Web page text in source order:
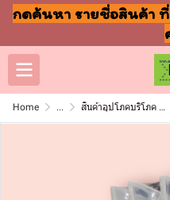
กดค้นหา รายชื่อสินค้า
Home ... สินค้าอุปโภคบริโภค แชมพู สบู่ แปรงฟัน